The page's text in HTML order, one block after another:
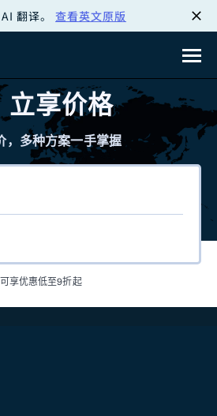
翻译。 查看英文原版
立享价格
，多种方案一手掌握
享优惠低至9折起